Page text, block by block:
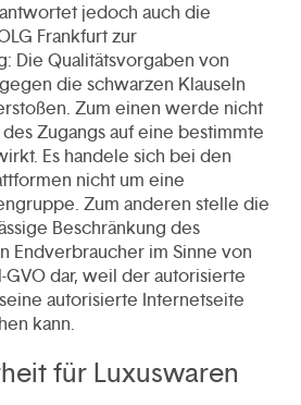
jedoch auch die
Frankfurt zur
Die Qualitätsvorgaben von
die schwarzen Klauseln
Zum einen werde nicht
Zugangs auf eine bestimmte
Es handele sich bei den
nicht um eine
Zum anderen stelle die
Beschränkung des
Endverbraucher im Sinne von
GVO dar, weil der autorisierte
autorisierte Internetseite
kann.
für Luxuswaren